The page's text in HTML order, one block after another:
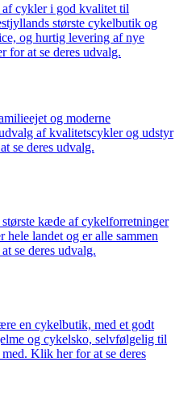
cykler i god kvalitet til
største cykelbutik og
og hurtig levering af nye
for at se deres udvalg.
og moderne
af kvalitetscykler og udstyr
se deres udvalg.
kæde af cykelforretninger
landet og er alle sammen
se deres udvalg.
en cykelbutik, med et godt
og cykelsko, selvfølgelig til
Klik her for at se deres